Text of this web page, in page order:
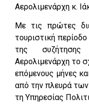
Αερολιμενάρχη κ.
Με τις πρώτες
τουριστική
της
Αερολιμενάρχη το
επόμενους μήνες
από την πλευρά
τη Υπηρεσίας